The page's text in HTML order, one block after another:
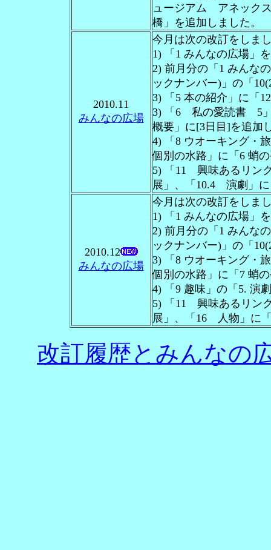
ュージアム アネック
橋」を追加しました。
2010.11
みんなの広場
今月は次の改訂をしま
1) 「1 みんなの広場」
2) 前月分の「1 みんな
ックナンバー)」の「
3) 「5 本の紹介」に「
3) 「6 私の愛読書 5
概要」に[3日目]を追加
4) 「8 ウオーキング
個別の水路」に「6 蛸
5) 「11 興味あるリン
展」、「10.4 演劇」
2010.12
みんなの広場
今月は次の改訂をしま
1) 「1 みんなの広場」
2) 前月分の「1 みんな
ックナンバー)」の「
3) 「8 ウオーキング
個別の水路」に「7 蛸
4) 「9 趣味」の「5. 演
5) 「11 興味あるリン
展」、「16 人物」に
改訂履歴とみんなの